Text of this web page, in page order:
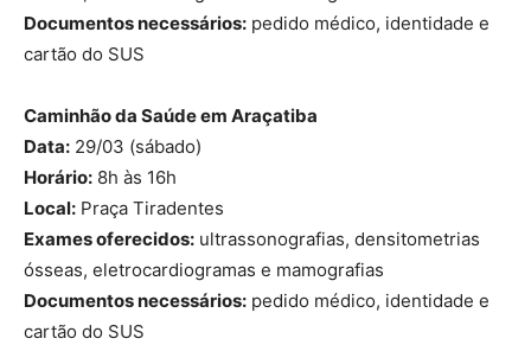
Documentos necessários: pedido médico, identidade e
cartão do SUS
Caminhão da Saúde em Araçatiba
Data: 29/03 (sábado)
Horário: 8h às 16h
Local: Praça Tiradentes
Exames oferecidos: ultrassonografias, densitometrias
ósseas, eletrocardiogramas e mamografias
Documentos necessários: pedido médico, identidade e
cartão do SUS